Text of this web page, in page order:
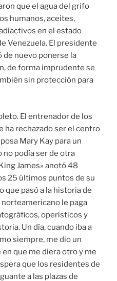
que el agua del grifo
humanos, aceites,
en el estado
Venezuela. El presidente
de nuevo ponerse la
de forma imprudente se
sin protección para
El entrenador de los
ha rechazado ser el centro
Mary Kay para un
no podía ser de otra
James» anotó 48
25 últimos puntos de su
que pasó a la historia de
le paga
operísticos y
Un día, cuando iba a
siempre, me dio un
que me diera otro y me
que los residentes de
a las plazas de